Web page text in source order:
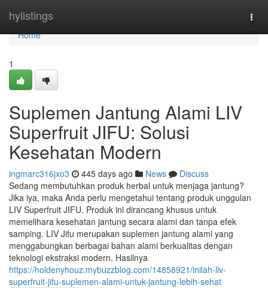
hylistings
Home
Home
1
Suplemen Jantung Alami LIV
Superfruit JIFU: Solusi
Kesehatan Modern
ingmarc316jxo3 445 days ago News
Discuss
Sedang membutuhkan produk herbal untuk menjaga jantung?
Jika iya, maka Anda perlu mengetahui tentang produk unggulan
LIV Superfruit JIFU. Produk ini dirancang khusus untuk
memelihara kesehatan jantung secara alami dan tanpa efek
samping. LIV Jifu merupakan suplemen jantung alami yang
menggabungkan berbagai bahan alami berkualitas dengan
teknologi ekstraksi modern. Hasilnya
https://holdenyhouz.mybuzzblog.com/14858921/inilah-liv-
superfruit-jifu-suplemen-alami-untuk-jantung-lebih-sehat